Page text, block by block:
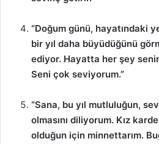
“Doğum günü, hayatındaki
bir yıl daha büyüdüğünü
ediyor. Hayatta her şey
Seni çok seviyorum.”
“Sana, bu yıl mutluluğun,
olmasını diliyorum. Kız
olduğun için minnettarım.